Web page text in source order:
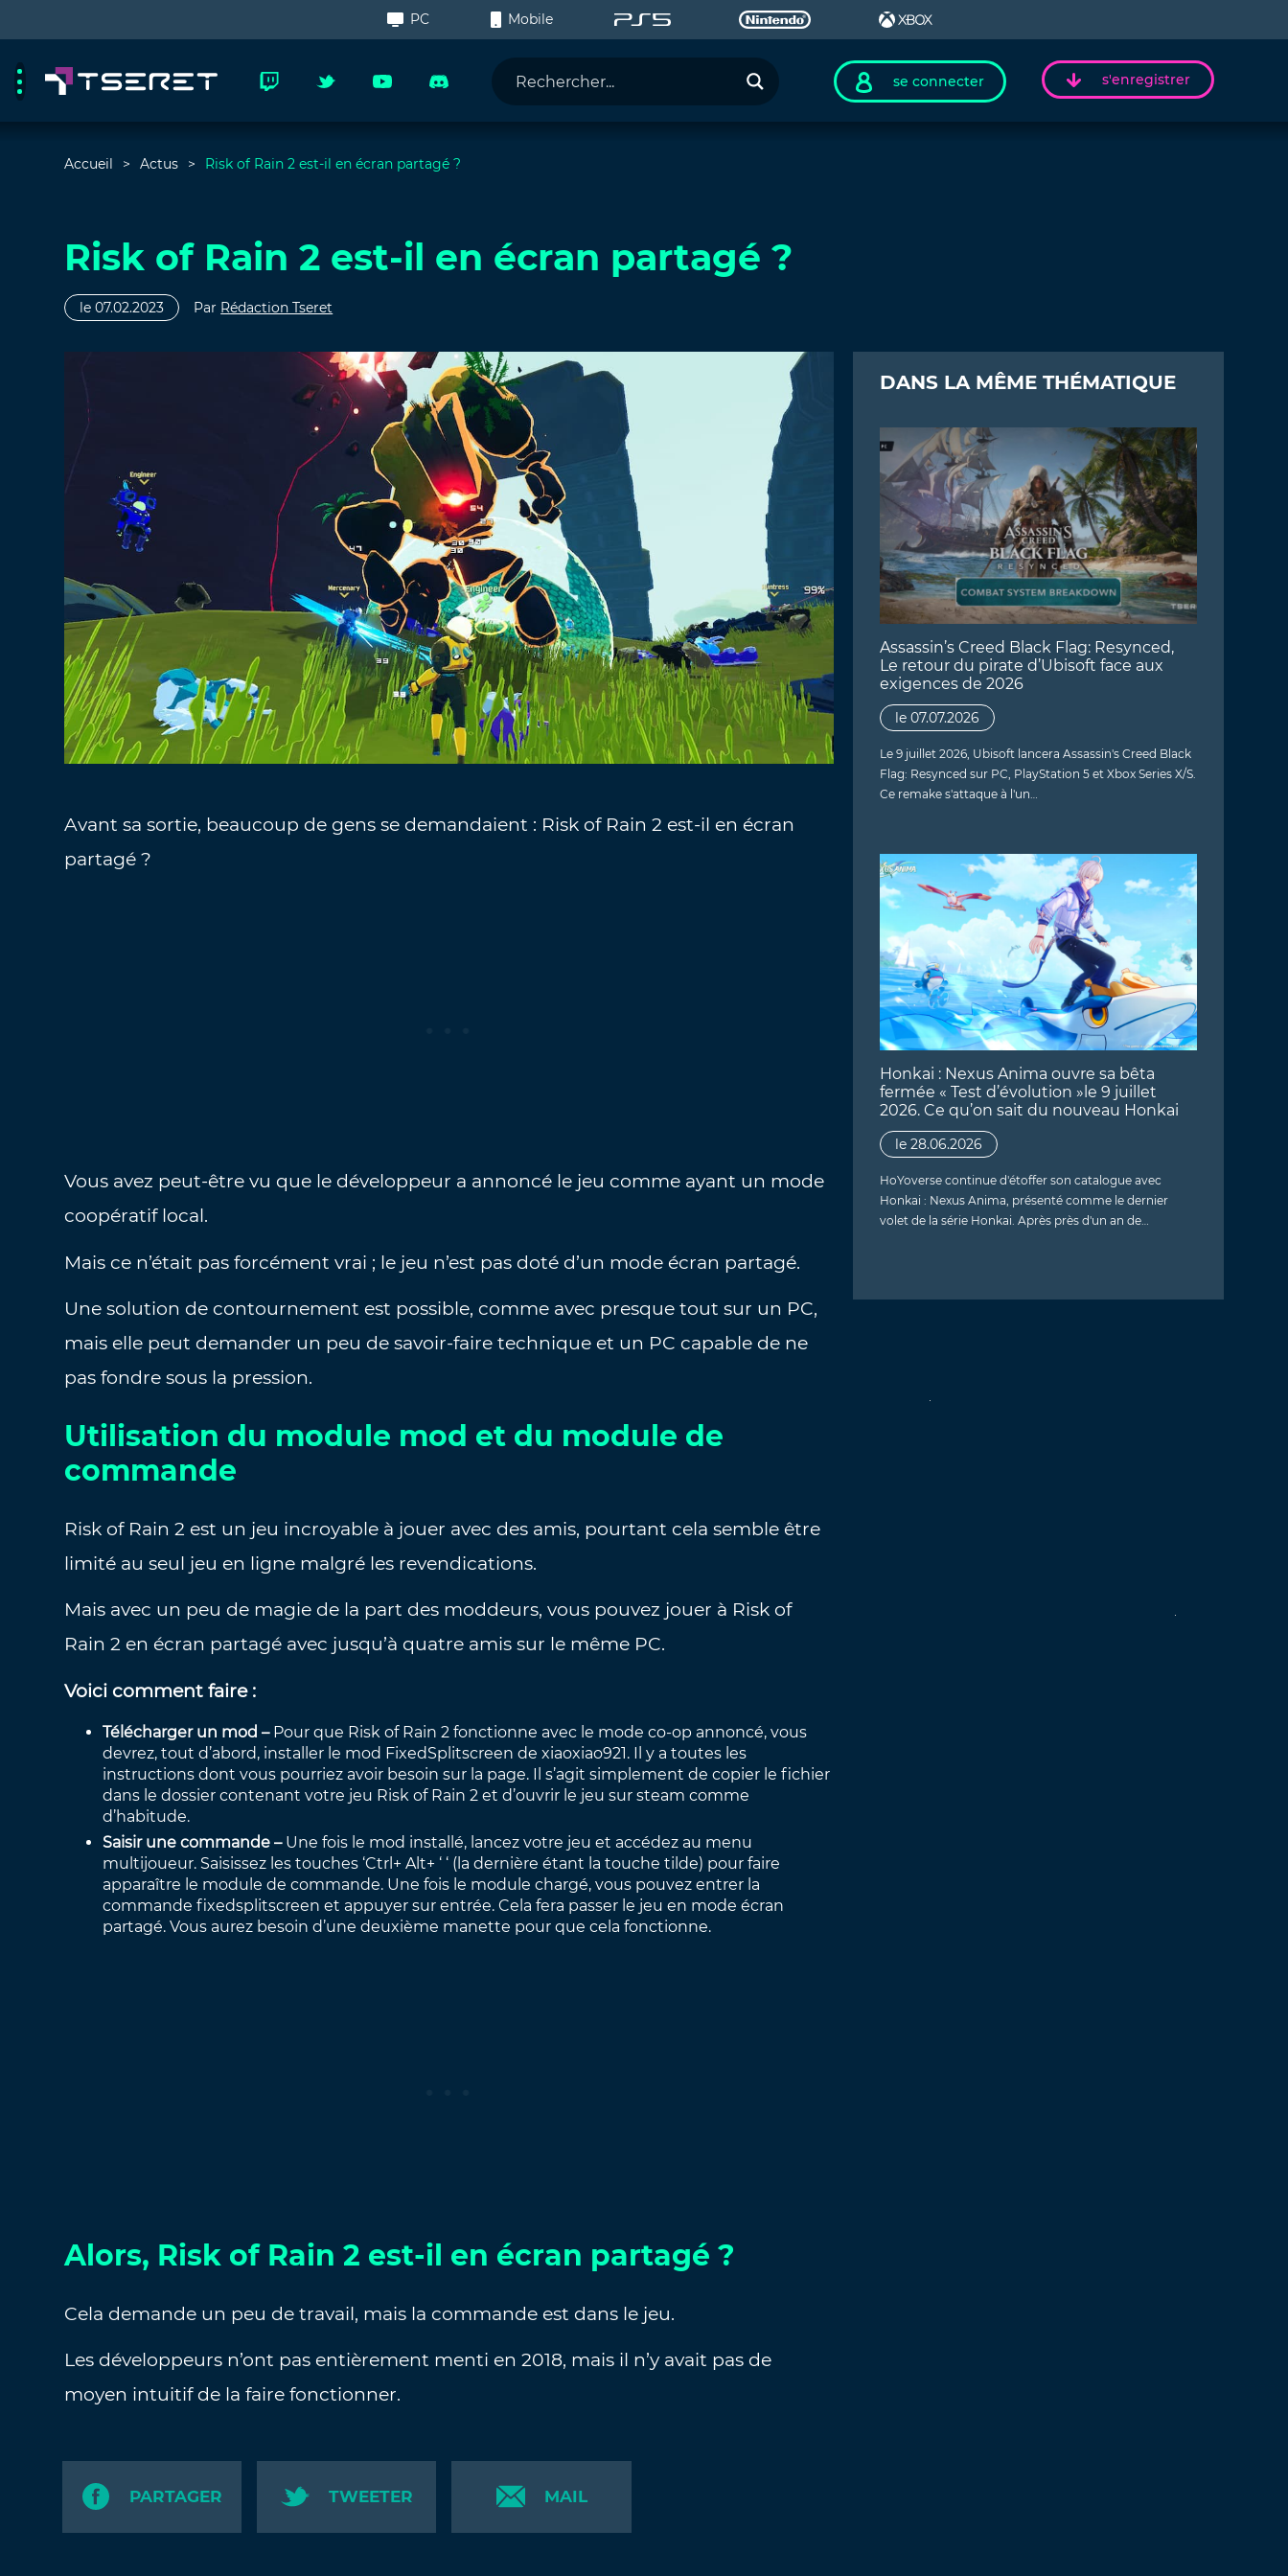
PC Mobile
se connecter s'enregistrer
Accueil Actus Risk of Rain 2 est-il en écran partagé ?
Risk of Rain 2 est-il en écran partagé ?
le 07.02.2023 Par Rédaction Tseret
Avant sa sortie, beaucoup de gens se demandaient : Risk of Rain 2 est-il en écran
partagé ?
Vous avez peut-être vu que le développeur a annoncé le jeu comme ayant un mode
coopératif local.
Mais ce n’était pas forcément vrai ; le jeu n’est pas doté d’un mode écran partagé.
Une solution de contournement est possible, comme avec presque tout sur un PC,
mais elle peut demander un peu de savoir-faire technique et un PC capable de ne
pas fondre sous la pression.
Utilisation du module mod et du module de
commande
Risk of Rain 2 est un jeu incroyable à jouer avec des amis, pourtant cela semble être
limité au seul jeu en ligne malgré les revendications.
Mais avec un peu de magie de la part des moddeurs, vous pouvez jouer à Risk of
Rain 2 en écran partagé avec jusqu’à quatre amis sur le même PC.
Voici comment faire :
Télécharger un mod – Pour que Risk of Rain 2 fonctionne avec le mode co-op annoncé, vous
devrez, tout d’abord, installer le mod FixedSplitscreen de xiaoxiao921. Il y a toutes les
instructions dont vous pourriez avoir besoin sur la page. Il s’agit simplement de copier le fichier
dans le dossier contenant votre jeu Risk of Rain 2 et d’ouvrir le jeu sur steam comme
d’habitude.
Saisir une commande – Une fois le mod installé, lancez votre jeu et accédez au menu
multijoueur. Saisissez les touches ‘Ctrl+ Alt+ ‘ ‘ (la dernière étant la touche tilde) pour faire
apparaître le module de commande. Une fois le module chargé, vous pouvez entrer la
commande fixedsplitscreen et appuyer sur entrée. Cela fera passer le jeu en mode écran
partagé. Vous aurez besoin d’une deuxième manette pour que cela fonctionne.
Alors, Risk of Rain 2 est-il en écran partagé ?
Cela demande un peu de travail, mais la commande est dans le jeu.
Les développeurs n’ont pas entièrement menti en 2018, mais il n’y avait pas de
moyen intuitif de la faire fonctionner.
PARTAGER TWEETER MAIL
DANS LA MÊME THÉMATIQUE
Assassin’s Creed Black Flag: Resynced,
Le retour du pirate d’Ubisoft face aux
exigences de 2026
le 07.07.2026
Le 9 juillet 2026, Ubisoft lancera Assassin's Creed Black
Flag: Resynced sur PC, PlayStation 5 et Xbox Series X/S.
Ce remake s'attaque à l'un…
Honkai : Nexus Anima ouvre sa bêta
fermée « Test d’évolution »le 9 juillet
2026. Ce qu’on sait du nouveau Honkai
le 28.06.2026
HoYoverse continue d'étoffer son catalogue avec
Honkai : Nexus Anima, présenté comme le dernier
volet de la série Honkai. Après près d'un an de…